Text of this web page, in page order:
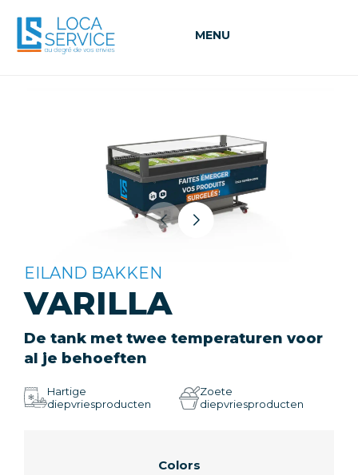
MENU
EILAND BAKKEN
VARILLA
De tank met twee temperaturen voor
al je behoeften
Hartige
diepvriesproducten
Zoete
diepvriesproducten
Colors